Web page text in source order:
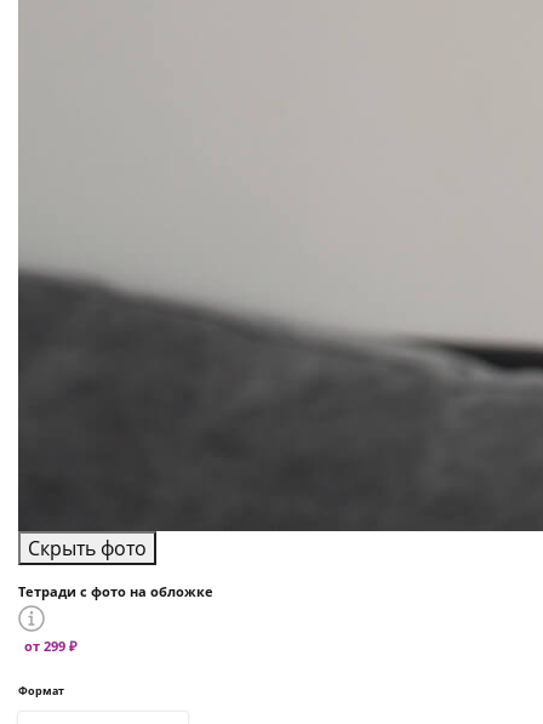
Скрыть фото
Тетради с фото на обложке
от 299 ₽
Формат